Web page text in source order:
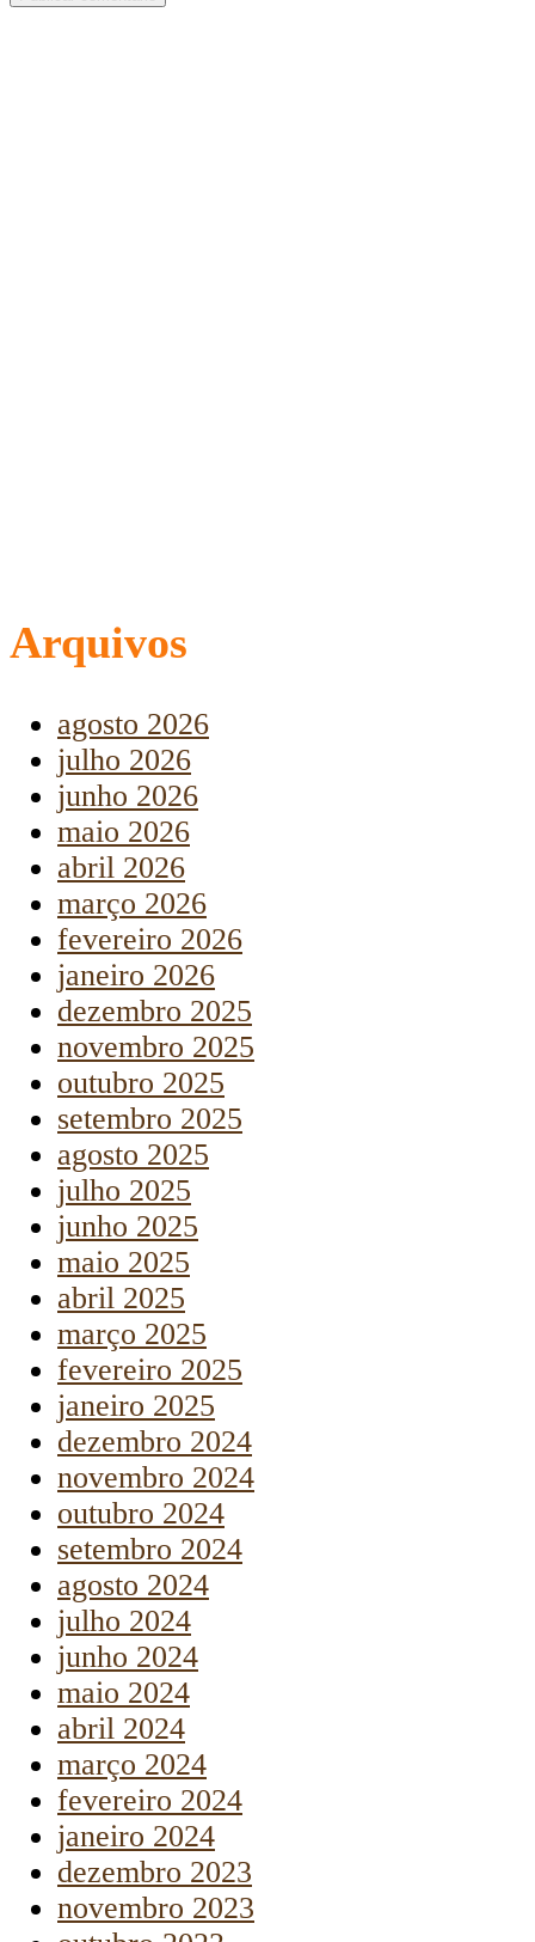
Arquivos
agosto 2026
julho 2026
junho 2026
maio 2026
abril 2026
março 2026
fevereiro 2026
janeiro 2026
dezembro 2025
novembro 2025
outubro 2025
setembro 2025
agosto 2025
julho 2025
junho 2025
maio 2025
abril 2025
março 2025
fevereiro 2025
janeiro 2025
dezembro 2024
novembro 2024
outubro 2024
setembro 2024
agosto 2024
julho 2024
junho 2024
maio 2024
abril 2024
março 2024
fevereiro 2024
janeiro 2024
dezembro 2023
novembro 2023